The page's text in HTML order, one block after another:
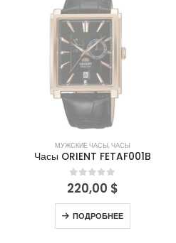
НЕТ В НАЛИЧИИ
МУЖСКИЕ ЧАСЫ,ЧАСЫ
Часы ORIENT FETAF001B
0out of 5
220,00 $
ПОДРОБНЕЕ